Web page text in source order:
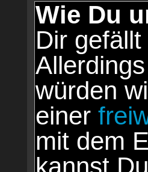
Wie Du
Dir
würden
einer
mit dem
kannst